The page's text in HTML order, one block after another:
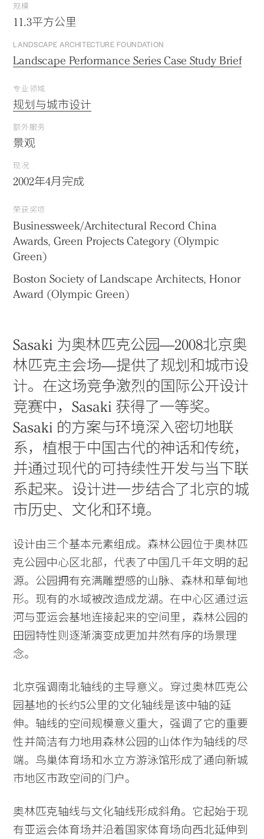
规模
11.3平方公里
LANDSCAPE ARCHITECTURE FOUNDATION
Landscape Performance Series Case Study Brief
专业领域
规划与城市设计
额外服务
景观
现况
2002年4月完成
荣获奖项
Businessweek/Architectural Record China
Awards, Green Projects Category (Olympic
Green)
Boston Society of Landscape Architects, Honor
Award (Olympic Green)
Sasaki 为奥林匹克公园—2008北京奥
林匹克主会场—提供了规划和城市设
计。在这场竞争激烈的国际公开设计
竞赛中，Sasaki 获得了一等奖。
Sasaki 的方案与环境深入密切地联
系，植根于中国古代的神话和传统，
并通过现代的可持续性开发与当下联
系起来。设计进一步结合了北京的城
市历史、文化和环境。
设计由三个基本元素组成。森林公园位于奥林匹
克公园中心区北部，代表了中国几千年文明的起
源。公园拥有充满雕塑感的山脉、森林和草甸地
形。现有的水域被改造成龙湖。在中心区通过运
河与亚运会基地连接起来的空间里，森林公园的
田园特性则逐渐演变成更加井然有序的场景理
念。
北京强调南北轴线的主导意义。穿过奥林匹克公
园基地的长约5公里的文化轴线是该中轴的延
伸。轴线的空间规模意义重大，强调了它的重要
性并简洁有力地用森林公园的山体作为轴线的尽
端。鸟巢体育场和水立方游泳馆形成了通向新城
市地区市政空间的门户。
奥林匹克轴线与文化轴线形成斜角。它起始于现
有亚运会体育场并沿着国家体育场向西北延伸到